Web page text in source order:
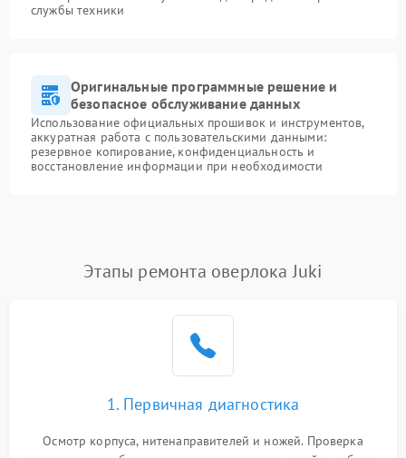
службы техники
Оригинальные программные решение и
безопасное обслуживание данных
Использование официальных прошивок и инструментов,
аккуратная работа с пользовательскими данными:
резервное копирование, конфиденциальность и
восстановление информации при необходимости
Этапы ремонта оверлока Juki
1. Первичная диагностика
Осмотр корпуса, нитенаправителей и ножей. Проверка